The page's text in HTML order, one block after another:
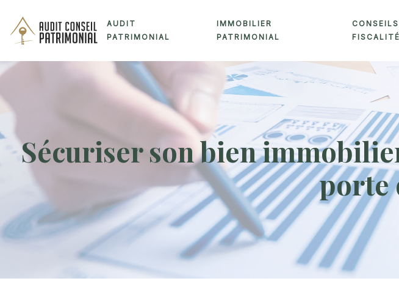
AUDIT
PATRIMONIAL
IMMOBILIER
PATRIMONIAL
FISCALITÉ
Sécuriser son bien
porte